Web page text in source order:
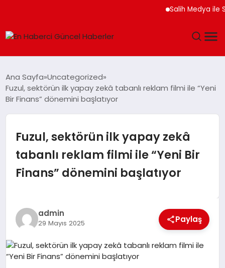
Salih Medya ile
SPOR
MAGAZIN
EKONOMI
EĞITIM
Ana Sayfa Uncategorized
Fuzul, sektörün ilk yapay zekâ tabanlı reklam filmi ile “Yeni
Bir Finans” dönemini başlatıyor
Fuzul, sektörün ilk yapay zekâ
tabanlı reklam filmi ile “Yeni Bir
Finans” dönemini başlatıyor
admin
29 Mayıs 2025 Paylaş